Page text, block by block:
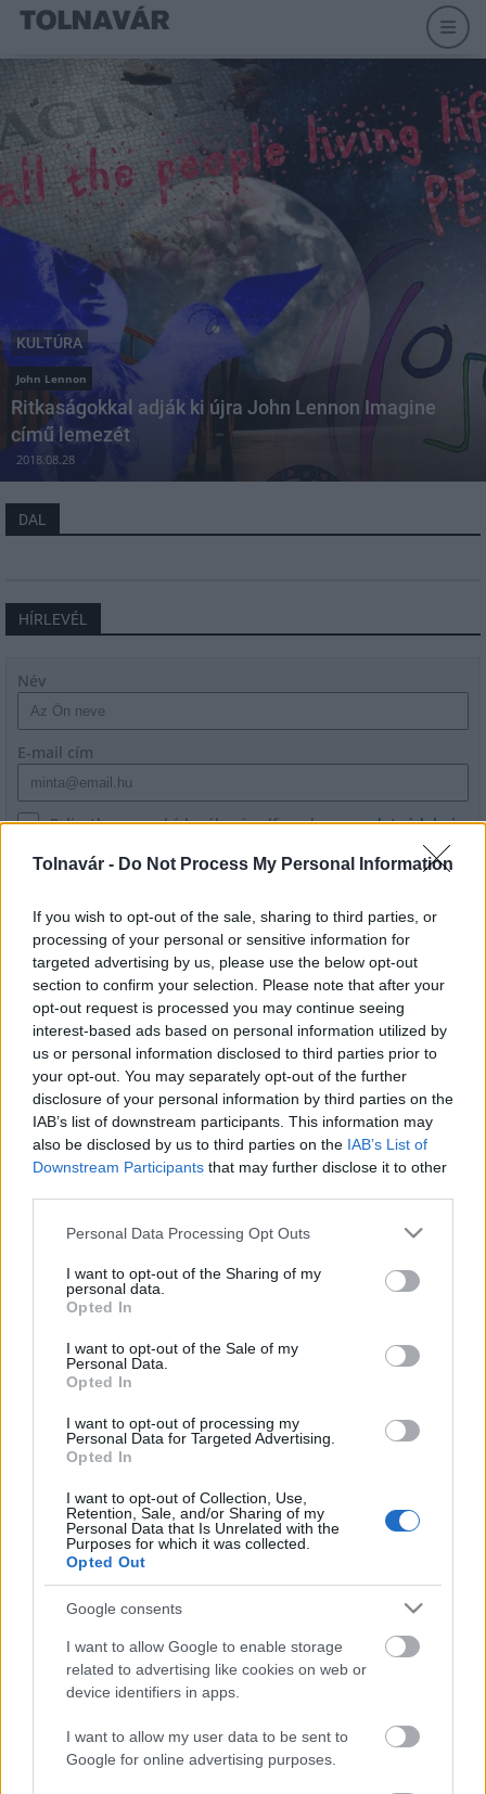
Tolnavár - Do Not Process My Personal Information
If you wish to opt-out of the sale, sharing to third parties, or
processing of your personal or sensitive information for
targeted advertising by us, please use the below opt-out
section to confirm your selection. Please note that after your
opt-out request is processed you may continue seeing
interest-based ads based on personal information utilized by
us or personal information disclosed to third parties prior to
your opt-out. You may separately opt-out of the further
disclosure of your personal information by third parties on the
IAB’s list of downstream participants. This information may
also be disclosed by us to third parties on the IAB’s List of
Downstream Participants that may further disclose it to other
Please note that this website/app uses one or more Google
not limited to your visit or usage behaviour. You may click to
grant or deny consent to Google and its third-party tags to
use your data for below specified purposes in below Google
consent section.
Personal Data Processing Opt Outs
I want to opt-out of the Sharing of my
personal data.
Opted In
I want to opt-out of the Sale of my
Personal Data.
Opted In
I want to opt-out of processing my
Personal Data for Targeted Advertising.
Opted In
I want to opt-out of Collection, Use,
Retention, Sale, and/or Sharing of my
Personal Data that Is Unrelated with the
Purposes for which it was collected.
Opted Out
Google consents
I want to allow Google to enable storage
related to advertising like cookies on web or
device identifiers in apps.
I want to allow my user data to be sent to
Google for online advertising purposes.
KULTÚRA
John Lennon
Ritkaságokkal adják ki újra John Lennon Imagine
című lemezét
2018.08.28
DAL
HÍRLEVÉL
Név
E-mail cím
Feliratkozom a hírlevélre és elfogadom azadatvédelmi
LEGFRISSEBB
Országos hírek
MEGÉRKEZETT AZ ESŐ A DUNA
VÍZGYŰJTŐJÉRE
Országos hírek
Kecskeméten is szakirányú
Országos hírek
A LAKOSSÁGRA IS FONTOS SZEREP HÁRUL A
Túlfogyasztás napja - július 30-ra
felhasználta az emberiség a Föld egész
HIRDETÉS
HIRDETÉS